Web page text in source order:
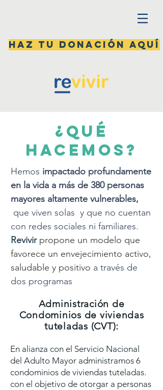
Haz tu donación aquí
¿ Qué
hacemos?
Hemos impactado profundamente
en la vida a más de 380 personas
mayores altamente vulnerables,
que viven solas y que no cuentan
con redes sociales ni familiares.
Revivirpropone un modelo que
favorece un envejecimiento activo,
saludable y positivo a través de
dos programas
Administración de
Condominios de viviendas
tuteladas (CVT):
En alianza con el Servicio Nacional
del Adulto Mayor administramos 6
condominios de viviendas tuteladas.
con el objetivo de otorgar a personas